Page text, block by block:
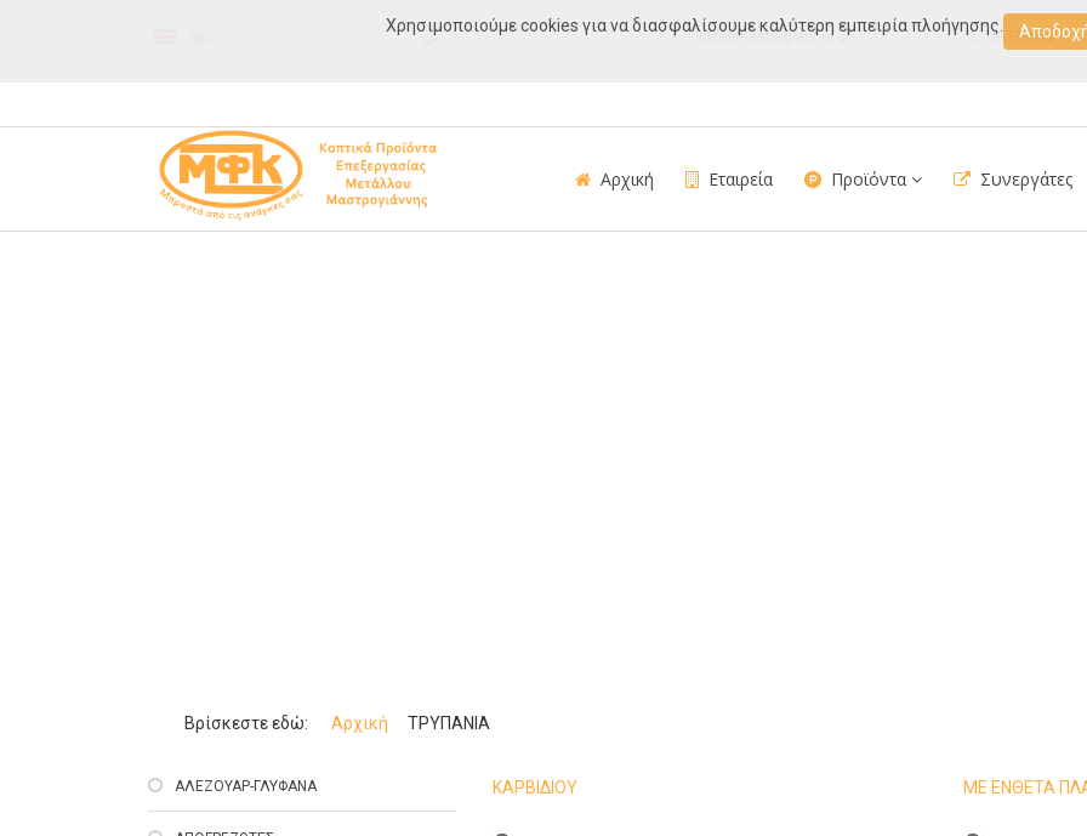
Χρησιμοποιούμε cookies για να διασφαλίσουμε καλύτερη εμπειρία πλοήγησης.
info@mastrogiannis.gr 2310-538032
Αρχική Εταιρεία Προϊόντα Συνεργάτες
Βρίσκεστε εδώ: Αρχική ΤΡΥΠΑΝΙΑ
ΑΛΕΖΟΥΑΡ-ΓΛΥΦΑΝΑ ΚΑΡΒΙΔΙΟΥ ΜΕ ΕΝΘΕΤΑ